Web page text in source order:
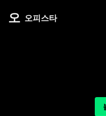
오 오피스타
따뜻한 쉼, 국내 프리미
온천의 여운을 정리하
마사지
예약전 정보 5가지